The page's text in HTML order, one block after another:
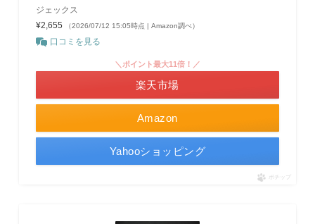
ジェックス
¥2,655
（2026/07/12 15:05時点 | Amazon調べ）
口コミを見る
Amazon
＼ポイント最大11倍！／
楽天市場
Yahooショッピング
ポチップ